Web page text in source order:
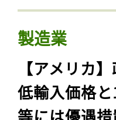
製造業
【アメリカ
低輸入価格
等には優遇